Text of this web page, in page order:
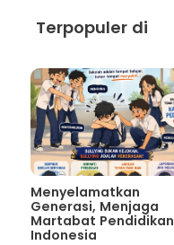
Terpopuler di
Menyelamatkan
Generasi, Menjaga
Martabat Pendidikan
Indonesia